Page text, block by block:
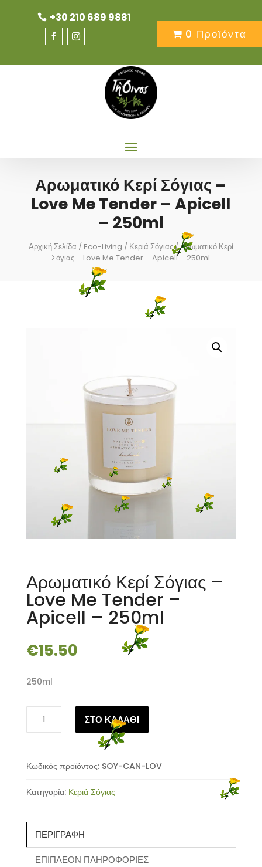
+30 210 689 9881
0 Προϊόντα
Αρωματικό Κερί Σόγιας –
Love Me Tender – Apicell
– 250ml
Αρχική Σελίδα / Eco-Living / Κεριά Σόγιας/ Αρωματικό Κερί
Σόγιας – Love Me Tender – Apicell – 250ml
Αρωματικό Κερί Σόγιας –
Love Me Tender –
Apicell – 250ml
€15.50
250ml
Love
Tender
Apicell
250ml
ποσότητα
ΣΤΟ ΚΑΛΑΘΙ
Κωδικός προϊόντος: SOY-CAN-LOV
Κατηγορία: Κεριά Σόγιας
ΠΕΡΙΓΡΑΦΉ
ΕΠΙΠΛΈΟΝ ΠΛΗΡΟΦΟΡΊΕΣ